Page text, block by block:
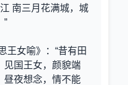
南三月花满城，城
”
王女喻》：“昔有田
见国王女，颜貌端
昼夜想念，情不能